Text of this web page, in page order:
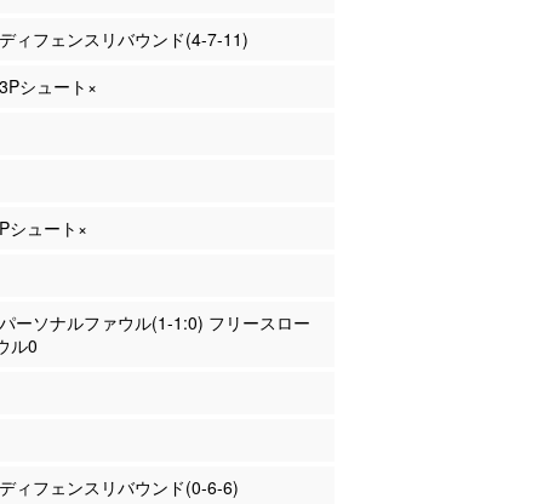
ィフェンスリバウンド(4-7-11)
シュート×
シュート×
ーソナルファウル(1-1:0) フリースロー
ル0
ィフェンスリバウンド(0-6-6)